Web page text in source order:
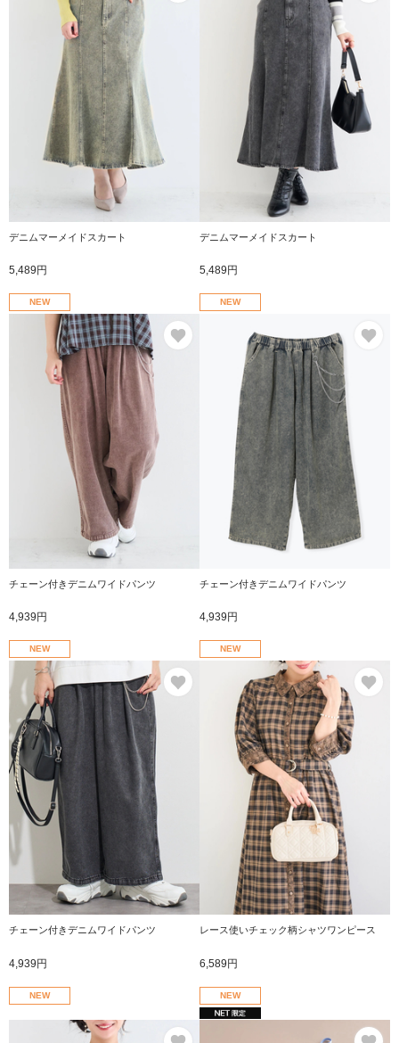
デニムマーメイドスカート
5,489円
デニムマーメイドスカート
5,489円
NEW
チェーン付きデニムワイドパンツ
4,939円
NEW
チェーン付きデニムワイドパンツ
4,939円
NEW
チェーン付きデニムワイドパンツ
4,939円
NEW
レース使いチェック柄シャツワンピース
6,589円
NEW NEW